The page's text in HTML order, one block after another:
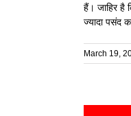
हैं। जाहिर है
ज्यादा पसंद
March 19,